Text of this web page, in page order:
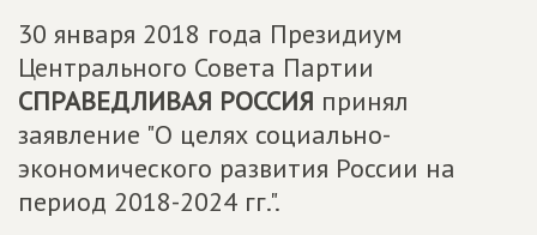
30 января 2018 года Президиум
Центрального Совета Партии
СПРАВЕДЛИВАЯ РОССИЯ принял
заявление "О целях социально-
экономического развития России на
период 2018-2024 гг.".